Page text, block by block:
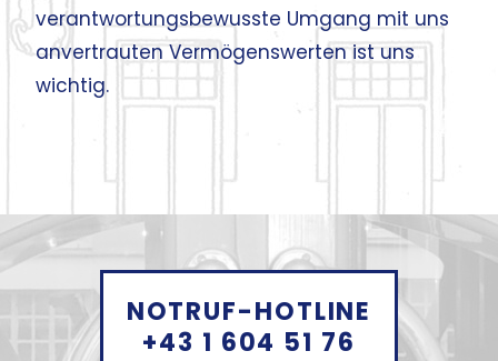
verantwortungs­bewusste Umgang mit uns
anvertrauten Vermögenswerten ist uns
wichtig.
NOTRUF-HOTLINE
+43 1 604 51 76